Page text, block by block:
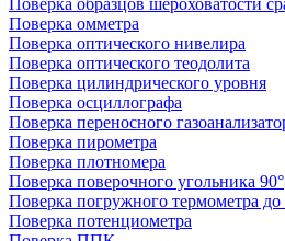
Поверка образцов шероховатости
Поверка омметра
Поверка оптического нивелира
Поверка оптического теодолита
Поверка цилиндрического уровня
Поверка осциллографа
Поверка переносного
Поверка пирометра
Поверка плотномера
Поверка поверочного угольника 90°
Поверка погружного термометра до
Поверка потенциометра